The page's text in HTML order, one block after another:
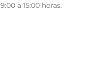
9:00 a 15:00 horas.